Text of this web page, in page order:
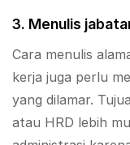
3. Menulis
Cara menulis
kerja juga perlu
yang dilamar.
atau HRD lebih